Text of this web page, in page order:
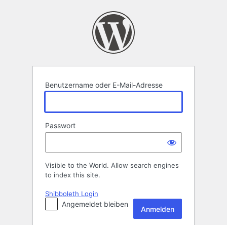
Benutzername oder E-Mail-Adresse
Passwort
Visible to the World. Allow search engines
to index this site.
Shibboleth Login
Angemeldet bleiben